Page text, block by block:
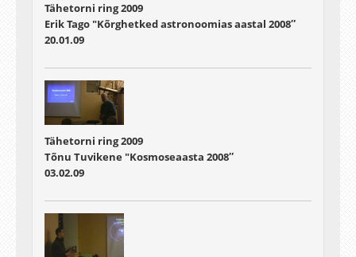
Tähetorni ring 2009
Erik Tago "Kõrghetked astronoomias aastal 2008″
20.01.09
Tähetorni ring 2009
Tõnu Tuvikene "Kosmoseaasta 2008″
03.02.09